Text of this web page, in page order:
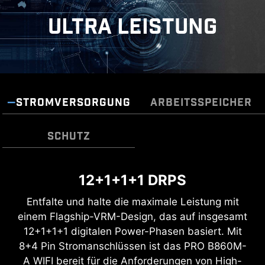
ULTRA LEISTUNG
STROMVERSORGUNG ARBEITSSPEICHER
SCHUTZ
12+1+1+1 DRPS
Entfalte und halte die maximale Leistung mit
einem Flagship-VRM-Design, das auf insgesamt
12+1+1+1 digitalen Power-Phasen basiert. Mit
8+4 Pin Stromanschlüssen ist das PRO B860M-
A WIFI bereit für die Anforderungen von High-
DDR5
Ein großer Schritt in der DDR-
Leistungssteigerung mit dem neuesten DDR5-
Speicher. In Kombination mit einem speziellen
SMT-Lötverfahren und der MSI Memory Boost-
TRANSIENT VOLTAGE
SUPPRESSORS (TVS)
Transient Voltage Suppressors (TVS) sind
Sicherheitsvorrichtungen, die zum Schutz vor zu
hoher Spannung eingesetzt werden. Alle